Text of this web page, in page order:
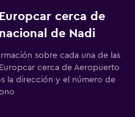
cerca de
de Nadi
sobre cada una de las
cerca de Aeropuerto
la dirección y el número de